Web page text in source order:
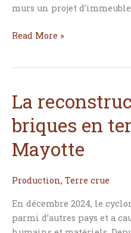
murs un projet
Read More »
La
briques en
Mayotte
Production, Terre crue
En décembre 2024, le
parmi d’autres pays et a
La
reconstruction
avec
briques
terre
à
Mayotte